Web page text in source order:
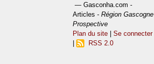
— Gasconha.com -
Articles -Région Gascogne
Prospective
Plan du site |Se connecter
RSS 2.0